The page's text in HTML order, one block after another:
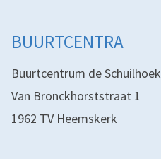
BUURTCENTRA
Buurtcentrum de Schuilhoek
Van Bronckhorststraat 1
1962 TV Heemskerk